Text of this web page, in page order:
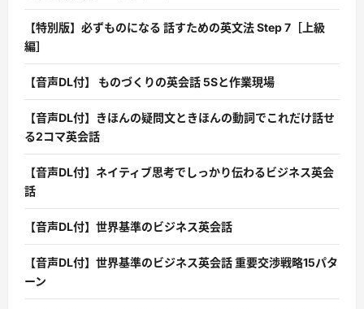
【特別版】必ずものになる 話すための英文法 Step 7［上級
編］
【音声DL付】 ものづくりの英会話 5Sと作業現場
【音声DL付】きほんの疑問文ときほんの動詞でこれだけ話せ
る2コマ英会話
【音声DL付】ネイティブ思考でしっかり伝わるビジネス英会
話
【音声DL付】世界基準のビジネス英会話
【音声DL付】世界基準のビジネス英会話 重要交渉戦略15パタ
ーン